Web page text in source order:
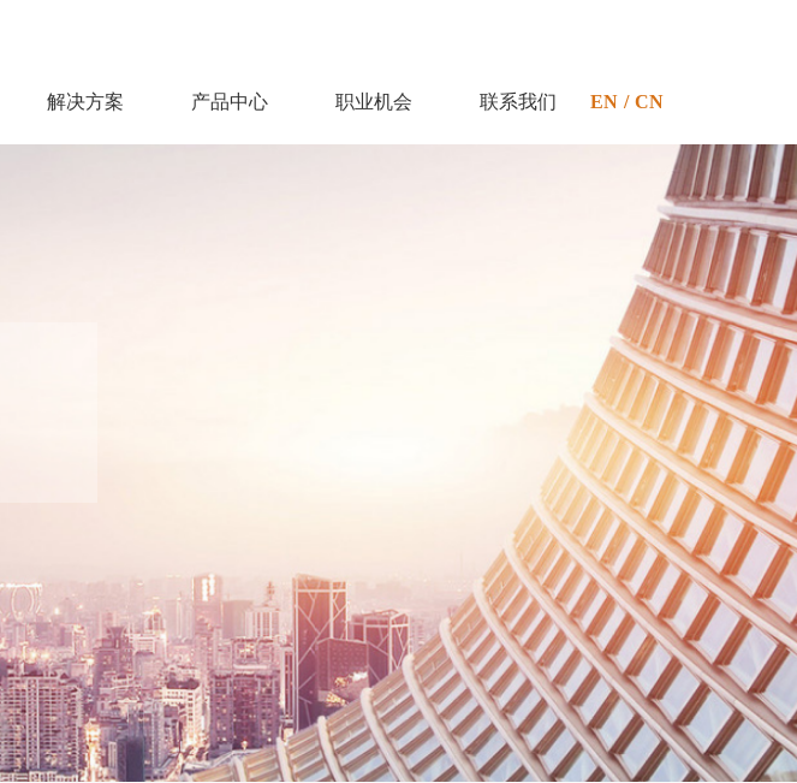
解决方案 产品中心 职业机会 联系我们 EN / CN